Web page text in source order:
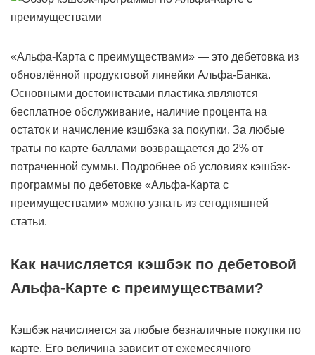
«Альфа-Карта с преимуществами» — это дебетовка из
обновлённой продуктовой линейки Альфа-Банка.
Основными достоинствами пластика являются
бесплатное обслуживание, наличие процента на
остаток и начисление кэшбэка за покупки. За любые
траты по карте баллами возвращается до 2% от
потраченной суммы. Подробнее об условиях кэшбэк-
программы по дебетовке «Альфа-Карта с
преимуществами» можно узнать из сегодняшней
статьи.
Как начисляется кэшбэк по дебетовой
Альфа-Карте с преимуществами?
Кэшбэк начисляется за любые безналичные покупки по
карте. Его величина зависит от ежемесячного